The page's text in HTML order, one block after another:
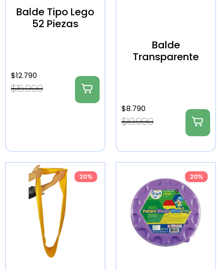
Balde Tipo Lego
52 Piezas
$15.990
$12.790
Balde
Transparente
$10.990
$8.790
20% 20%